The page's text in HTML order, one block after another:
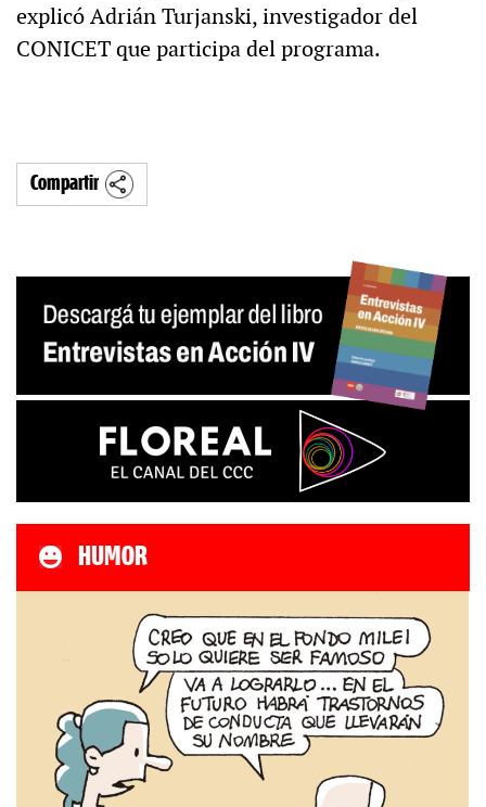
explicó Adrián Turjanski, investigador del
CONICET que participa del programa.
Compartir
HUMOR